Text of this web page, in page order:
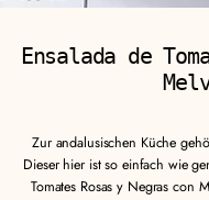
Ensalada de
Zur andalusischen Küche
Dieser hier ist so einfach wie
Tomates Rosas y Negras con